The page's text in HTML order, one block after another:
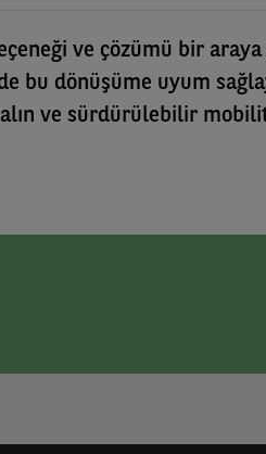
ve çözümü bir
bu dönüşüme uyum
ve sürdürülebilir